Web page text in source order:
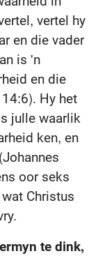
vertel hy
en die vader
is 'n
en die
Hy het
julle waarlik
ken, en
oor seks
Christus
te dink,